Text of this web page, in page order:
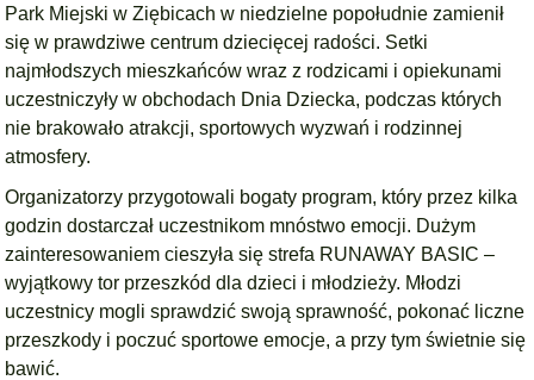
Park Miejski w Ziębicach w niedzielne popołudnie zamienił
się w prawdziwe centrum dziecięcej radości. Setki
najmłodszych mieszkańców wraz z rodzicami i opiekunami
uczestniczyły w obchodach Dnia Dziecka, podczas których
nie brakowało atrakcji, sportowych wyzwań i rodzinnej
atmosfery.
Organizatorzy przygotowali bogaty program, który przez kilka
godzin dostarczał uczestnikom mnóstwo emocji. Dużym
zainteresowaniem cieszyła się strefa RUNAWAY BASIC –
wyjątkowy tor przeszkód dla dzieci i młodzieży. Młodzi
uczestnicy mogli sprawdzić swoją sprawność, pokonać liczne
przeszkody i poczuć sportowe emocje, a przy tym świetnie się
bawić.